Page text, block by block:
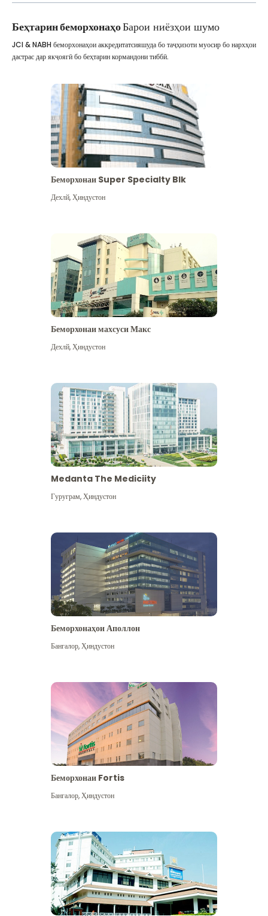
Беҳтарин беморхонаҳоБарои ниёзҳои шумо
Бештар дидан
JCI & NABH беморхонаҳои аккредитатсияшуда бо таҷҳизоти муосир бо нархҳои
дастрас дар якҷоягӣ бо беҳтарин кормандони тиббӣ.
Беморхонаи Super Specialty Blk
Дехлй,Ҳиндустон
Беморхонаи махсуси Макс
Дехлй,Ҳиндустон
Medanta The Mediciity
Гуруграм,Ҳиндустон
Беморхонаҳои Аполлон
Бангалор,Ҳиндустон
Беморхонаи Fortis
Бангалор,Ҳиндустон